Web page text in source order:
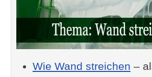
Wie Wand streichen –